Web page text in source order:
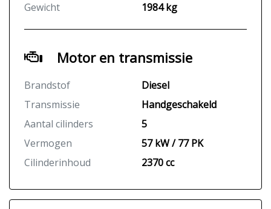
Gewicht
1984 kg
Motor en transmissie
Brandstof
Diesel
Transmissie
Handgeschakeld
Aantal cilinders
5
Vermogen
57 kW / 77 PK
Cilinderinhoud
2370 cc